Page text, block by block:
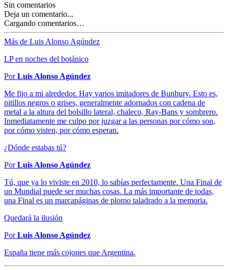
Sin comentarios
Deja un comentario...
Cargando comentarios…
Más de Luis Alonso Agúndez
LP en noches del botánico
PorLuis Alonso Agúndez
Me fijo a mi alrededor. Hay varios imitadores de Bunbury. Esto es,
pitillos negros o grises, generalmente adornados con cadena de
metal a la altura del bolsillo lateral, chaleco, Ray-Bans y sombrero.
Inmediatamente me culpo por juzgar a las personas por cómo son,
por cómo visten, por cómo esperan.
¿Dónde estabas tú?
PorLuis Alonso Agúndez
Tú, que ya lo viviste en 2010, lo sabías perfectamente. Una Final de
un Mundial puede ser muchas cosas. La más importante de todas,
una Final es un marcapáginas de plomo taladrado a la memoria.
Quedará la ilusión
PorLuis Alonso Agúndez
España tiene más cojones que Argentina.